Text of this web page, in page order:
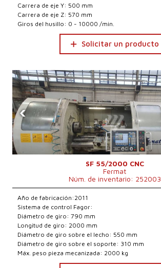
Carrera de eje Y: 500 mm
Carrera de eje Z: 570 mm
Giros del husillo: 0 - 10000 /min.
Solicitar un producto
‹
SF 55/2000 CNC
Fermat
Núm. de inventario: 252003
Año de fabricación:2011
Sistema de control Fagor:
Diámetro de giro: 790 mm
Longitud de giro: 2000 mm
Diámetro de giro sobre el lecho: 550 mm
Diámetro de giro sobre el soporte: 310 mm
Máx. peso pieza mecanizada: 2000 kg